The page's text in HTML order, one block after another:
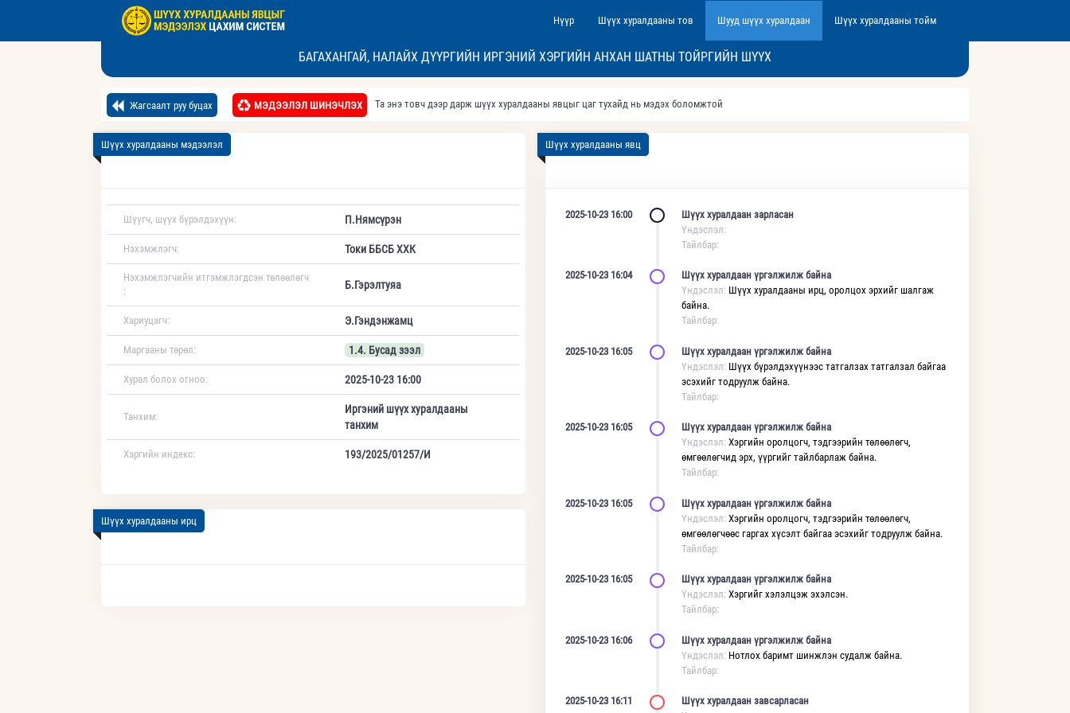
Нүүр Шүүх хуралдааны тов Шууд шүүх хуралдаан Шүүх хуралдааны тойм
БАГАХАНГАЙ, НАЛАЙХ ДҮҮРГИЙН ИРГЭНИЙ ХЭРГИЙН АНХАН ШАТНЫ ТОЙРГИЙН ШҮҮХ
Жагсаалт руу буцах МЭДЭЭЛЭЛ ШИНЭЧЛЭХ Та энэ товч дээр дарж шүүх хуралдааны явцыг цаг тухайд нь мэдэх боломжтой
Шүүх хуралдааны мэдээлэл
Шүүгч, шүүх бүрэлдэхүүн: П.Нямсүрэн
Нэхэмжлэгч: Токи ББСБ ХХК
Нэхэмжлэгчийн итгэмжлэгдсэн төлөөлөгч
:
Б.Гэрэлтуяа
Хариуцагч: Э.Гэндэнжамц
Маргааны төрөл: 1.4. Бусад зээл
Хурал болох огноо: 2025-10-23 16:00
Танхим:
Иргэний шүүх хуралдааны
танхим
Хэргийн индекс: 193/2025/01257/И
Шүүх хуралдааны ирц
Шүүх хуралдааны явц
2025-10-23 16:00
Шүүх хуралдаан зарласан
Үндэслэл:
Тайлбар:
2025-10-23 16:04
Шүүх хуралдаан үргэлжилж байна
Үндэслэл: Шүүх хуралдааны ирц, оролцох эрхийг шалгаж
байна.
Тайлбар:
2025-10-23 16:05
Шүүх хуралдаан үргэлжилж байна
Үндэслэл: Шүүх бүрэлдэхүүнээс татгалзах татгалзал байгаа
эсэхийг тодруулж байна.
Тайлбар:
2025-10-23 16:05
Шүүх хуралдаан үргэлжилж байна
Үндэслэл: Хэргийн оролцогч, тэдгээрийн төлөөлөгч,
өмгөөлөгчид эрх, үүргийг тайлбарлаж байна.
Тайлбар:
2025-10-23 16:05
Шүүх хуралдаан үргэлжилж байна
Үндэслэл: Хэргийн оролцогч, тэдгээрийн төлөөлөгч,
өмгөөлөгчөөс гаргах хүсэлт байгаа эсэхийг тодруулж байна.
Тайлбар:
2025-10-23 16:05
Шүүх хуралдаан үргэлжилж байна
Үндэслэл: Хэргийг хэлэлцэж эхэлсэн.
Тайлбар:
2025-10-23 16:06
Шүүх хуралдаан үргэлжилж байна
Үндэслэл: Нотлох баримт шинжлэн судалж байна.
Тайлбар:
2025-10-23 16:11
Шүүх хуралдаан завсарласан